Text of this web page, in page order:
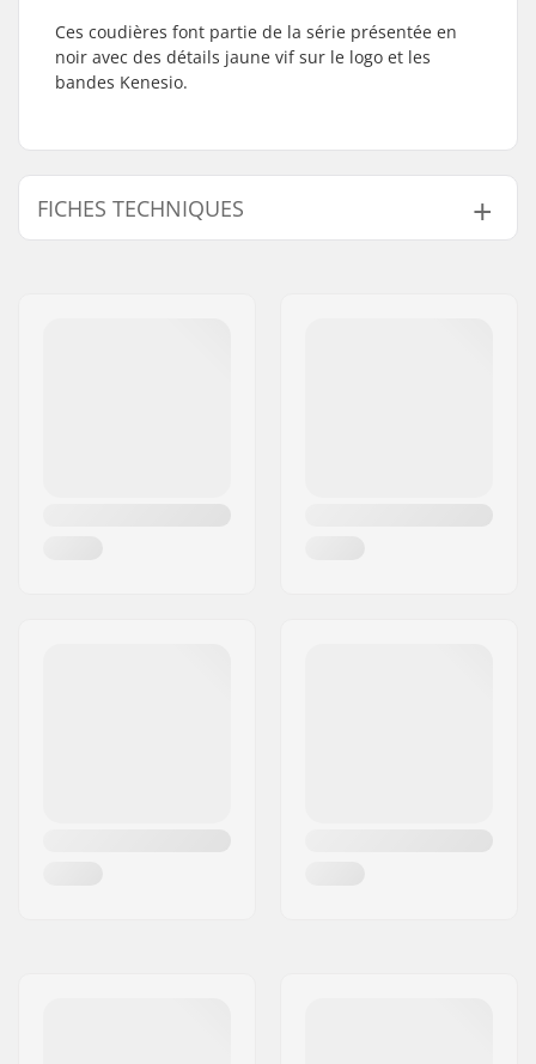
Ces coudières font partie de la série présentée en
noir avec des détails jaune vif sur le logo et les
bandes Kenesio.
FICHES TECHNIQUES